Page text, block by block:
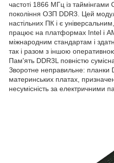
частоті 1866 МГц із таймінгами
покоління ОЗП DDR3. Цей
настільних ПК і є
працює на платформах Intel і
міжнародним стандартам і
так і разом з іншою
Пам'ять DDR3L повністю
Зворотне неправильне: планки
материнських платах,
несумісність за електричними